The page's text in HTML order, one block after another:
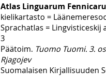
Atlas Linguarum
kielikartasto =
Sprachatlas = Lingvisticeskij
3
Päätoim. Tuomo Tuomi. 3.
Rjagojev
Suomalaisen Kirjallisuuden